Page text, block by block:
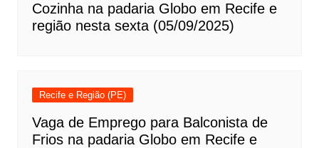
Cozinha na padaria Globo em Recife e
região nesta sexta (05/09/2025)
Recife e Região (PE)
Vaga de Emprego para Balconista de
Frios na padaria Globo em Recife e